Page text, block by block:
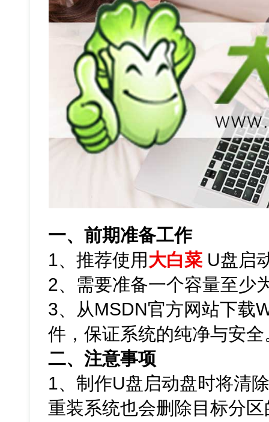
一、前期准备工作
1、推荐使用 大白菜 U盘启
2、需要准备一个容量至少
3、从MSDN官方网站下载
件，保证系统的纯净与安全
二、注意事项
1、制作U盘启动盘时将清
重装系统也会删除目标分